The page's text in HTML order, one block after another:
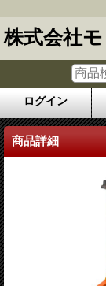
株式会社
ログイン
商品詳細